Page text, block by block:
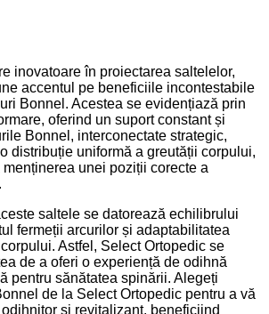
inovatoare în proiectarea saltelelor,
accentul pe beneficiile incontestabile
Bonnel. Acestea se evidențiază prin
oferind un suport constant și
Bonnel, interconectate strategic,
distribuție uniformă a greutății corpului,
unei poziții corecte a
saltele se datorează echilibrului
fermeții arcurilor și adaptabilitatea
Astfel, Select Ortopedic se
de a oferi o experiență de odihnă
pentru sănătatea spinării. Alegeți
de la Select Ortopedic pentru a vă
și revitalizant, beneficiind